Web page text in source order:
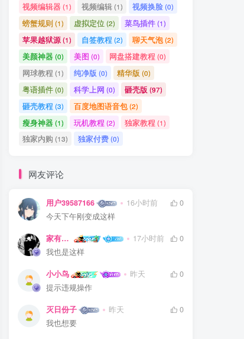
视频编辑器(1) 视频编辑(1) 视频换脸(0)
螃蟹规则(1) 虚拟定位 (2) 菜鸟插件(1)
苹果越狱源(1) 自签教程 (2) 聊天气泡(2)
美颜神器(0) 美图 (0) 网盘搭建教程 (0)
网球教程 (1) 纯净版 (0) 精华版 (0)
粤语插件(0) 科学上网 (0) 砸壳版 (97)
砸壳教程 (3) 百度地图语音包(2)
瘦身神器(1) 玩机教程 (2) 独家教程 (1)
独家内购 (13) 独家付费(0)
网友评论
用户39587166 16小时前
0
今天下午刚变成这样
家有娇妻扁鹊难医 17小时前
0
我也是这样
小小鸟 昨天
0
提示违规操作
灭日份子 昨天
0
我也想要